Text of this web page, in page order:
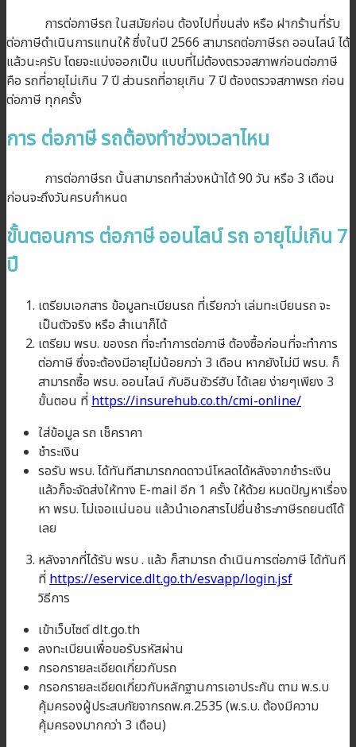
การต่อภาษีรถ ในสมัยก่อน ต้องไปที่ขนส่ง หรือ ฝากร้านที่รับ
ต่อภาษีดำเนินการแทนให้ ซึ่งในปี 2566 สามารถต่อภาษีรถ ออนไลน์ ได้
แล้วนะครับ โดยจะแบ่งออกเป็น แบบที่ไม่ต้องตรวจสภาพก่อนต่อภาษี
คือ รถที่อายุไม่เกิน 7 ปี ส่วนรถที่อายุเกิน 7 ปี ต้องตรวจสภาพรถ ก่อน
ต่อภาษี ทุกครั้ง
การ ต่อภาษี รถต้องทำช่วงเวลาไหน
การต่อภาษีรถ นั้นสามารถทำล่วงหน้าได้ 90 วัน หรือ 3 เดือน
ก่อนจะถึงวันครบกำหนด
ขั้นตอนการ ต่อภาษี ออนไลน์ รถ อายุไม่เกิน 7
ปี
เตรียมเอกสาร ข้อมูลทะเบียนรถ ที่เรียกว่า เล่มทะเบียนรถ จะ
เป็นตัวจริง หรือ สำเนาก็ได้
เตรียม พรบ. ของรถ ที่จะทำการต่อภาษี ต้องซื้อก่อนที่จะทำการ
ต่อภาษี ซึ่งจะต้องมีอายุไม่น้อยกว่า 3 เดือน หากยังไม่มี พรบ. ก็
สามารถซื้อ พรบ. ออนไลน์ กับอินชัวร์ฮับ ได้เลย ง่ายๆเพียง 3
ขั้นตอน ที่https://insurehub.co.th/cmi-online/
ใส่ข้อมูล รถ เช็คราคา
ชำระเงิน
รอรับ พรบ. ได้ทันทีสามารถกดดาวน์โหลดได้หลังจากชำระเงิน
แล้วก็จะจัดส่งให้ทาง E-mail อีก 1 ครั้ง ให้ด้วย หมดปัญหาเรื่อง
หา พรบ. ไม่เจอแน่นอน แล้วนำเอกสารไปยื่นชำระภาษีรถยนต์ได้
เลย
หลังจากที่ได้รับ พรบ . แล้ว ก็สามารถ ดำเนินการต่อภาษี ได้ทันที
ที่https://eservice.dlt.go.th/esvapp/login.jsf
วิธีการ
เข้าเว็บไซต์ dlt.go.th
ลงทะเบียนเพื่อขอรับรหัสผ่าน
กรอกรายละเอียดเกี่ยวกับรถ
กรอกรายละเอียดเกี่ยวกับหลักฐานการเอาประกัน ตาม พ.ร.บ
คุ้มครองผู้ประสบภัยจากรถพ.ศ.2535 (พ.ร.บ. ต้องมีความ
คุ้มครองมากกว่า 3 เดือน)